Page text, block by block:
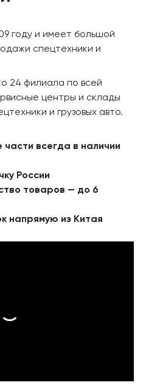
году и имеет большой
спецтехники и
24 филиала по всей
центры и склады
и грузовых авто.
всегда в наличии
России
товаров — до 6
напрямую из Китая